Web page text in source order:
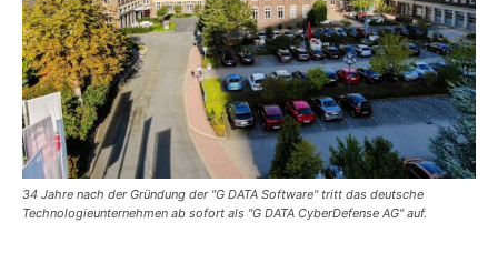
34 Jahre nach der Gründung der "G DATA Software" tritt das deutsche
Technologieunternehmen ab sofort als "G DATA CyberDefense AG" auf.